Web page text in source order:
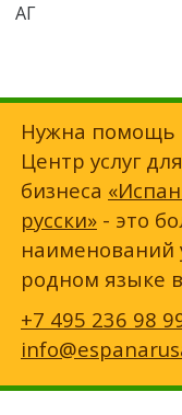
АГ
Нужна помощь
Центр услуг
бизнеса
русски» - это
наименований
родном языке
+7 495 236 98